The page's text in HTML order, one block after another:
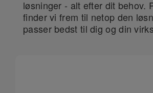
løsninger - alt efter dit behov.
finder vi frem til netop den
passer bedst til dig og din